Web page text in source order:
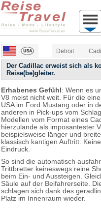
Detroit
Der Cadillac erweist sich als
Reise(be)gleiter.
Erhabenes Gefühl: Wenn es
V8 meist nicht weit. Für die
USA im Ford Mustang oder in
anderen in Pick-ups vom
Modellen vom Format eines
hierzulande als imposantester
beispielsweise länger und
klassisch kantigen Auftritt.
Eindruck.
So sind die automatisch
Trittbretter keineswegs reine
beim Ein- und Aussteigen.
Säule auf der Beifahrerseite.
schlagen sich dank des
Platz im Innenraum wieder.